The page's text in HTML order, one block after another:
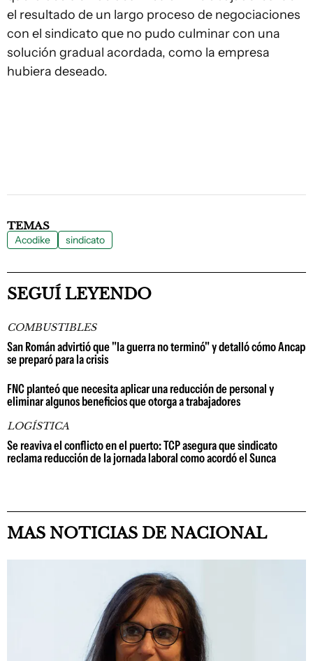
el resultado de un largo proceso de negociaciones
con el sindicato que no pudo culminar con una
solución gradual acordada, como la empresa
hubiera deseado.
TEMAS
Acodike sindicato
SEGUÍ LEYENDO
COMBUSTIBLES
San Román advirtió que "la guerra no terminó" y detalló cómo Ancap
se preparó para la crisis
FNC planteó que necesita aplicar una reducción de personal y
eliminar algunos beneficios que otorga a trabajadores
LOGÍSTICA
Se reaviva el conflicto en el puerto: TCP asegura que sindicato
reclama reducción de la jornada laboral como acordó el Sunca
MAS NOTICIAS DE NACIONAL